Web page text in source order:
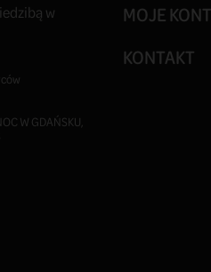
w
W GDAŃSKU,
MOJE
KONTAKT